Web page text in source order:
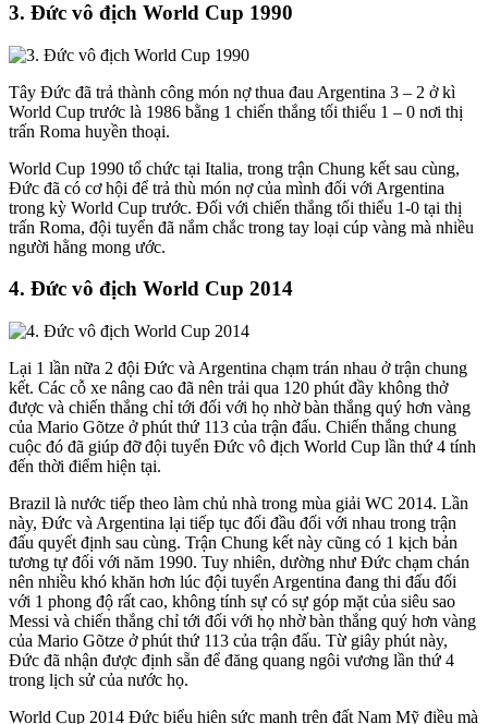
3. Đức vô địch World Cup 1990
Tây Đức đã trả thành công món nợ thua đau Argentina 3 – 2 ở kì
World Cup trước là 1986 bằng 1 chiến thắng tối thiểu 1 – 0 nơi thị
trấn Roma huyền thoại.
World Cup 1990 tổ chức tại Italia, trong trận Chung kết sau cùng,
Đức đã có cơ hội để trả thù món nợ của mình đối với Argentina
trong kỳ World Cup trước. Đối với chiến thắng tối thiểu 1-0 tại thị
trấn Roma, đội tuyển đã nắm chắc trong tay loại cúp vàng mà nhiều
người hằng mong ước.
4. Đức vô địch World Cup 2014
Lại 1 lần nữa 2 đội Đức và Argentina chạm trán nhau ở trận chung
kết. Các cỗ xe nâng cao đã nên trải qua 120 phút đầy không thở
được và chiến thắng chỉ tới đối với họ nhờ bàn thắng quý hơn vàng
của Mario Gõtze ở phút thứ 113 của trận đấu. Chiến thắng chung
cuộc đó đã giúp đỡ đội tuyển Đức vô địch World Cup lần thứ 4 tính
đến thời điểm hiện tại.
Brazil là nước tiếp theo làm chủ nhà trong mùa giải WC 2014. Lần
này, Đức và Argentina lại tiếp tục đối đầu đối với nhau trong trận
đấu quyết định sau cùng. Trận Chung kết này cũng có 1 kịch bản
tương tự đối với năm 1990. Tuy nhiên, dường như Đức chạm chán
nên nhiều khó khăn hơn lúc đội tuyển Argentina đang thi đấu đối
với 1 phong độ rất cao, không tính sự có sự góp mặt của siêu sao
Messi và chiến thắng chỉ tới đối với họ nhờ bàn thắng quý hơn vàng
của Mario Gõtze ở phút thứ 113 của trận đấu. Từ giây phút này,
Đức đã nhận được định sẵn để đăng quang ngôi vương lần thứ 4
trong lịch sử của nước họ.
World Cup 2014 Đức biểu hiện sức mạnh trên đất Nam Mỹ điều mà